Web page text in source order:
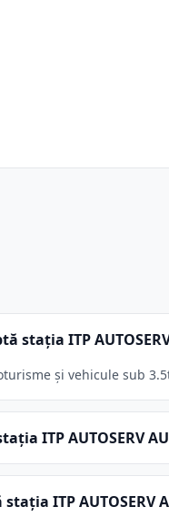
stația ITP AUTOSERV
și vehicule sub
ITP AUTOSERV
ITP AUTOSERV